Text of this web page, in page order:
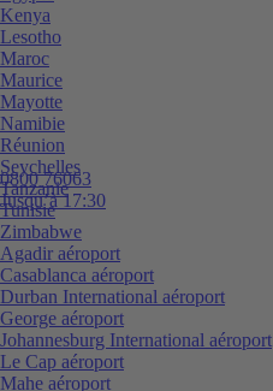
0800 76063
Jusqu’à 17:30
Kenya
Lesotho
Maroc
Maurice
Mayotte
Namibie
Réunion
Seychelles
Tanzanie
Tunisie
Zimbabwe
Agadir aéroport
Casablanca aéroport
Durban International aéroport
George aéroport
Johannesburg International aéroport
Le Cap aéroport
Mahe aéroport